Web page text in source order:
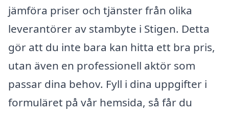
jämföra priser och tjänster från olika
leverantörer av stambyte i Stigen. Detta
gör att du inte bara kan hitta ett bra pris,
utan även en professionell aktör som
passar dina behov. Fyll i dina uppgifter i
formuläret på vår hemsida, så får du